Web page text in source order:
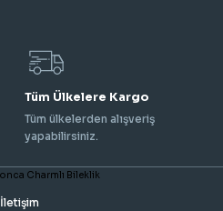
Tüm Ülkelere Kargo
Tüm ülkelerden alışveriş
yapabilirsiniz.
İletişim